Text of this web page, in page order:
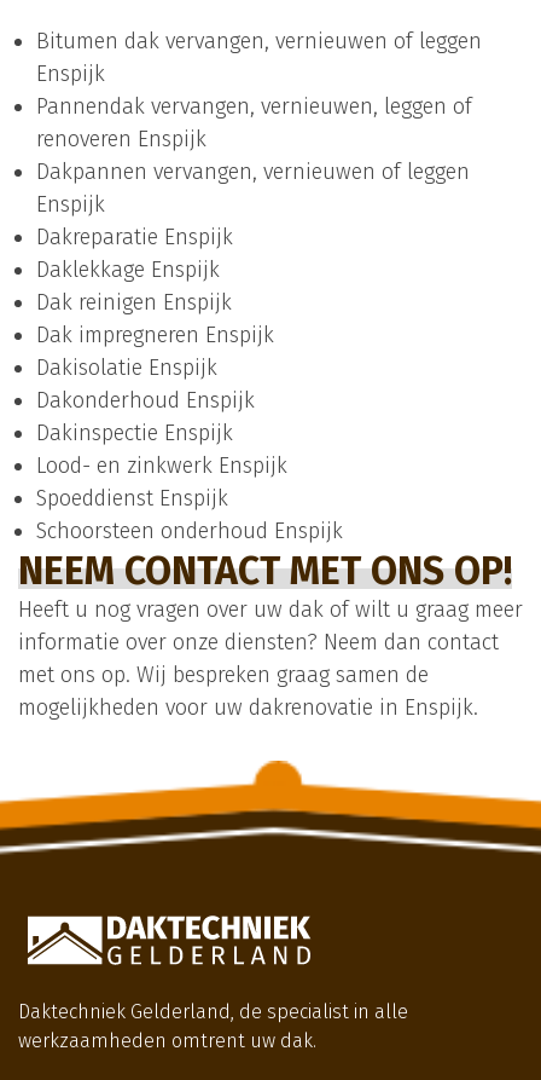
Bitumen dak vervangen, vernieuwen of leggen
Enspijk
Pannendak vervangen, vernieuwen, leggen of
renoveren Enspijk
Dakpannen vervangen, vernieuwen of leggen
Enspijk
Dakreparatie Enspijk
Daklekkage Enspijk
Dak reinigen Enspijk
Dak impregneren Enspijk
Dakisolatie Enspijk
Dakonderhoud Enspijk
Dakinspectie Enspijk
Lood- en zinkwerk Enspijk
Spoeddienst Enspijk
Schoorsteen onderhoud Enspijk
NEEM CONTACT MET ONS OP!
Heeft u nog vragen over uw dak of wilt u graag meer
informatie over onze diensten? Neem dan contact
met ons op. Wij bespreken graag samen de
mogelijkheden voor uw dakrenovatie in Enspijk.
Daktechniek Gelderland, de specialist in alle
werkzaamheden omtrent uw dak.